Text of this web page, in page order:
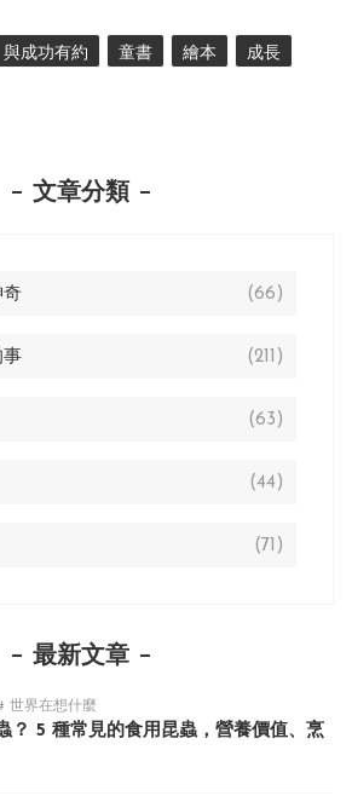
與成功有約 童書 繪本 成長
文章分類
奇 (66)
事 (211)
(63)
(44)
(71)
最新文章
世界在想什麼
？ 5 種常見的食用昆蟲，營養價值、烹